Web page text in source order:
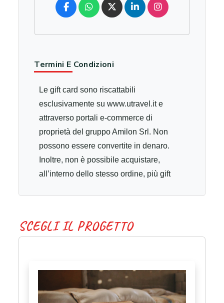
Termini E Condizioni
Le gift card sono riscattabili
esclusivamente su www.utravel.it e
attraverso portali e-commerce di
proprietà del gruppo Amilon Srl. Non
possono essere convertite in denaro.
Inoltre, non è possibile acquistare,
all’interno dello stesso ordine, più gift
viaggi Utravel disponibili online.
di acquisto del viaggio tra i 18 e 30 anni
non compiuti. La gift card è utilizzabile
solo dal beneficiario, il cambio del
SCEGLI IL PROGETTO